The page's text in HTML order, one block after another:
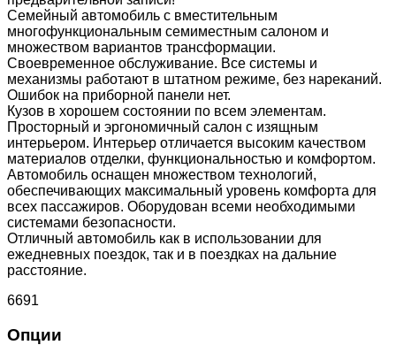
Семейный автомобиль с вместительным
многофункциональным семиместным салоном и
множеством вариантов трансформации.
Своевременное обслуживание. Все системы и
механизмы работают в штатном режиме, без нареканий.
Ошибок на приборной панели нет.
Кузов в хорошем состоянии по всем элементам.
Просторный и эргономичный салон с изящным
интерьером. Интерьер отличается высоким качеством
материалов отделки, функциональностью и комфортом.
Автомобиль оснащен множеством технологий,
обеспечивающих максимальный уровень комфорта для
всех пассажиров. Оборудован всеми необходимыми
системами безопасности.
Отличный автомобиль как в использовании для
ежедневных поездок, так и в поездках на дальние
расстояние.
6691
Опции